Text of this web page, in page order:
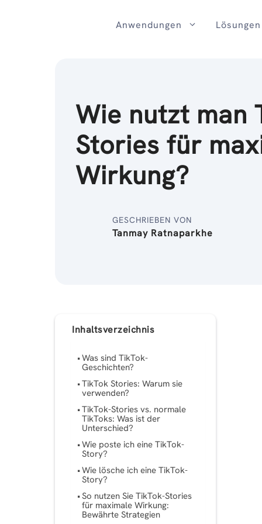
Anwendungen Lösungen
Wie nutzt man
Stories für
Wirkung?
GESCHRIEBEN VON
Tanmay Ratnaparkhe
Inhaltsverzeichnis
Was sind TikTok-
Geschichten?
TikTok Stories: Warum sie
verwenden?
TikTok-Stories vs. normale
TikToks: Was ist der
Unterschied?
Wie poste ich eine TikTok-
Story?
Wie lösche ich eine TikTok-
Story?
So nutzen Sie TikTok-Stories
für maximale Wirkung:
Bewährte Strategien